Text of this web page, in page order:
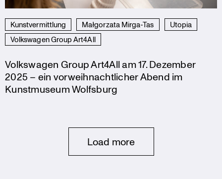
Kunstvermittlung Małgorzata Mirga-Tas
Utopia
Volkswagen Group Art4All
Volkswagen Group Art4All am 17. Dezember
2025 – ein vorweihnachtlicher Abend im
Kunstmuseum Wolfsburg
navigationLoad more